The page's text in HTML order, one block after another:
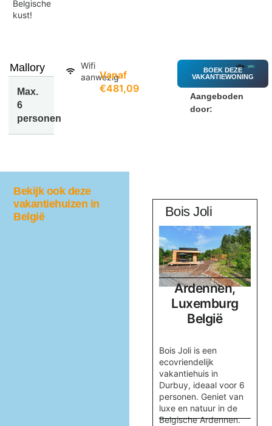
Mallory
Max.
6
personen
Wifi
aanwezig
Vanaf
€481,09
BOEK DEZE
VAKANTIEWONING
Aangeboden
door:
Belgische
kust!
Bekijk ook deze
vakantiehuizen in
België t Bakhuys Bois Joli
Ardennen,
Luxemburg
België
Bois Joli is een
ecovriendelijk
vakantiehuis in
Durbuy, ideaal voor 6
personen. Geniet van
luxe en natuur in de
Belgische Ardennen.